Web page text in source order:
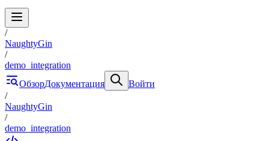
/
NaughtyGin
/
demo_integration
ОбзорДокументация
Войти
/
NaughtyGin
/
demo_integration